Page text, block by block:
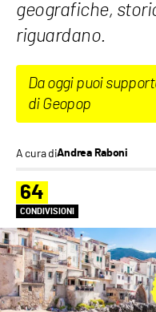
geografiche,
riguardano.
Da oggi puoi
di Geopop
A cura diAndrea Raboni
64
CONDIVISIONI